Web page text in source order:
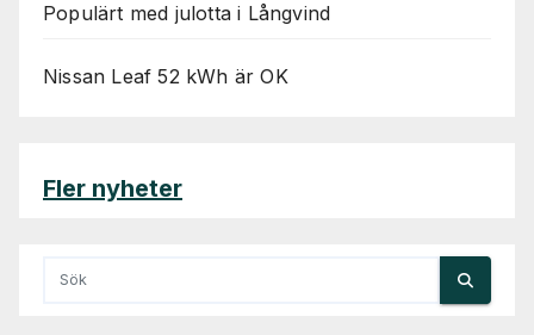
Populärt med julotta i Långvind
Nissan Leaf 52 kWh är OK
Fler nyheter